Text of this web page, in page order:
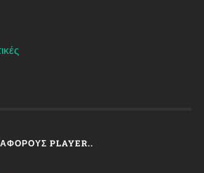
PLAYER..